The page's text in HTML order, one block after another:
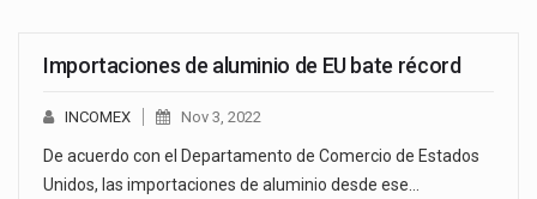
Importaciones de aluminio de EU bate récord
INCOMEX Nov 3, 2022
De acuerdo con el Departamento de Comercio de Estados
Unidos, las importaciones de aluminio desde ese…